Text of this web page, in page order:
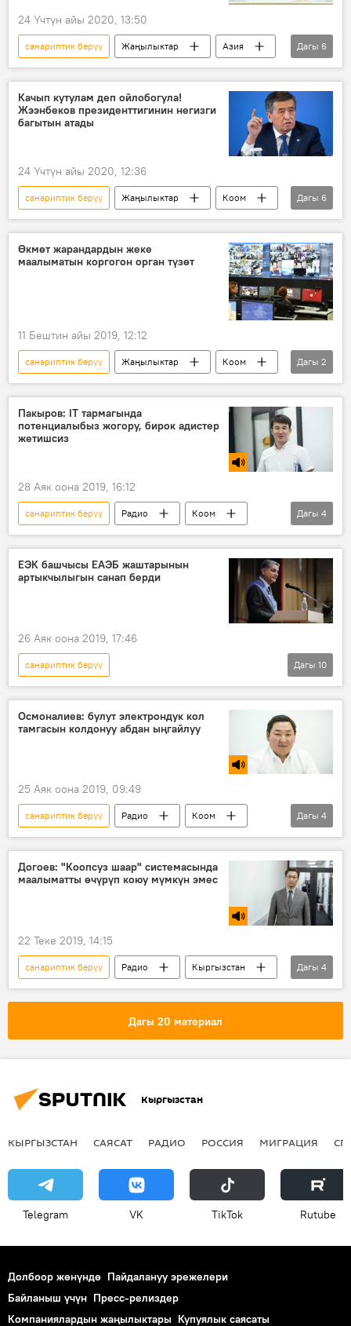
24 Үчтүн айы 2020, 13:50
санариптик берүү Жаңылыктар
Азия
Дүйнөдө
Коом
Шавкат Мирзиёев
президент
Өзбекстан
программист
Дагы 6
Качып кутулам деп ойлобогула!
Жээнбеков президенттигинин негизги
багытын атады
24 Үчтүн айы 2020, 12:36
санариптик берүү Жаңылыктар
Коом
Кыргызстан
Саясат
Сооронбай Жээнбеков
жетекчилик
чара
Дагы 6
Өкмөт жарандардын жеке
маалыматын коргогон орган түзөт
11 Бештин айы 2019, 12:12
санариптик берүү Жаңылыктар
Коом
Кыргызстан
кооптуулук
Дагы 2
Пакыров: IT тармагында
потенциалыбыз жогору, бирок адистер
жетишсиз
28 Аяк оона 2019, 16:12
санариптик берүү Радио
Коом
Кыргызстан
Фархат Пакыров
ишкер
Экономика
Дагы 4
ЕЭК башчысы ЕАЭБ жаштарынын
артыкчылыгын санап берди
26 Аяк оона 2019, 17:46
санариптик берүү
Бишкектеги "Евразия жумалыгы — 2019" форуму
Кыргызстан
Дүйнөдө
жаштар
Экономика
Дагы 10
Осмоналиев: булут электрондук кол
тамгасын колдонуу абдан ыңгайлуу
25 Аяк оона 2019, 09:49
санариптик берүү Радио
Коом
Кыргызстан
кол тамга
тейлөө
коррупция
Дагы 4
Догоев: "Коопсуз шаар" системасында
маалыматты өчүрүп коюу мүмкүн эмес
22 Теке 2019, 14:15
санариптик берүү Радио
Кыргызстан
Коом
Дастан Догоев
Дагы 4
Дагы 20 материал
Кыргызстан
КЫРГЫЗСТАН САЯСАТ РАДИО РОССИЯ МИГРАЦИЯ
Telegram VK ТikТоk Rutube
Долбоор жөнүндө Пайдалануу эрежелери
Байланыш үчүн Пресс-релиздер
Компаниялардын жаңылыктары Купуялык саясаты